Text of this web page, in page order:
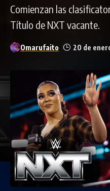
Comienzan las
Título de NXT vacante.
Omarufaito 20 de